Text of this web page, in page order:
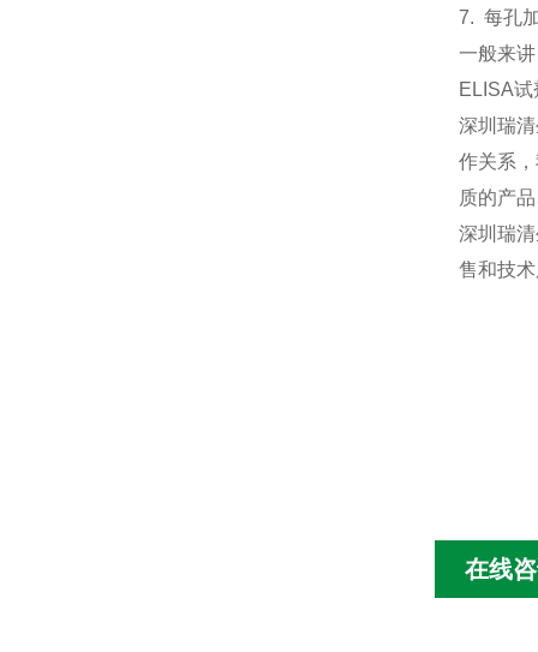
7. 每孔
一般来
ELISA
深圳瑞
作关系
质的产
深圳瑞
售和技
在线